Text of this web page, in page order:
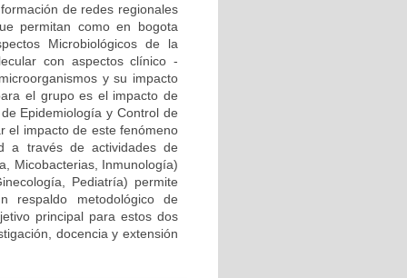
de redes regionales
permitan como en bogota
Microbiológicos de la
con aspectos clínico -
y su impacto
el grupo es el impacto de
Epidemiología y Control de
el impacto de este fenómeno
a través de actividades de
Micobacterias, Inmunología)
Pediatría) permite
respaldo metodológico de
principal para estos dos
docencia y extensión